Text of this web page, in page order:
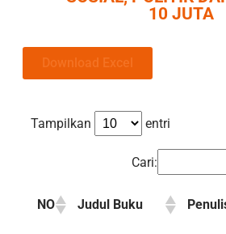
10 JUTA
Download Excel
Tampilkan entri
Cari:
NO Judul Buku